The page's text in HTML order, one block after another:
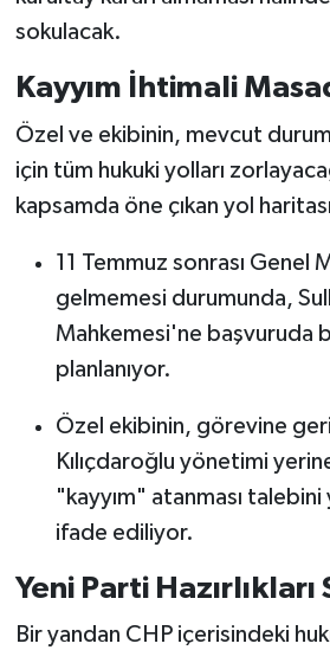
sokulacak.
Kayyım İhtimali
Özel ve ekibinin, mevcut
için tüm hukuki yolları
kapsamda öne çıkan yol
11 Temmuz sonrası Genel
gelmemesi durumunda,
Mahkemesi'ne başvuruda
planlanıyor.
Özel ekibinin, görevine
Kılıçdaroğlu yönetimi
"kayyım" atanması talebini
ifade ediliyor.
Yeni Parti Hazırlıkları
Bir yandan CHP içerisindeki